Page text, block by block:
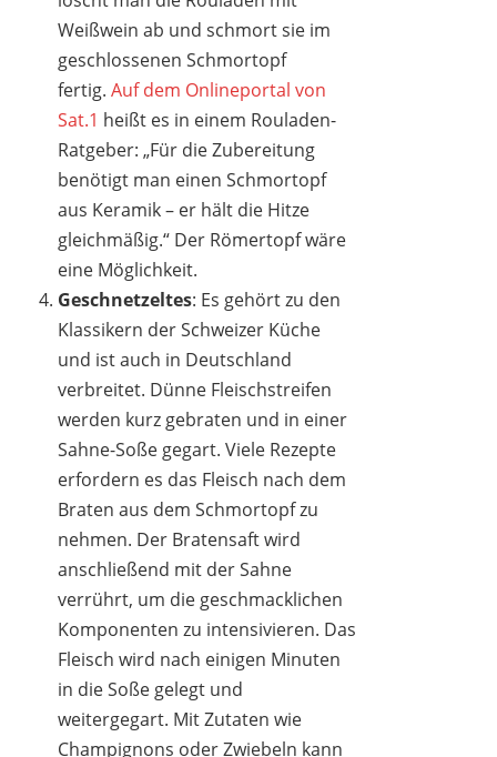
Weißwein ab und schmort sie im
geschlossenen Schmortopf
fertig.Auf dem Onlineportal von
Sat.1 heißt es in einem Rouladen-
Ratgeber: „Für die Zubereitung
benötigt man einen Schmortopf
aus Keramik – er hält die Hitze
gleichmäßig.“ Der Römertopf wäre
eine Möglichkeit.
Geschnetzeltes: Es gehört zu den
Klassikern der Schweizer Küche
und ist auch in Deutschland
verbreitet. Dünne Fleischstreifen
werden kurz gebraten und in einer
Sahne-Soße gegart. Viele Rezepte
erfordern es das Fleisch nach dem
Braten aus dem Schmortopf zu
nehmen. Der Bratensaft wird
anschließend mit der Sahne
verrührt, um die geschmacklichen
Komponenten zu intensivieren. Das
Fleisch wird nach einigen Minuten
in die Soße gelegt und
weitergegart. Mit Zutaten wie
Champignons oder Zwiebeln kann